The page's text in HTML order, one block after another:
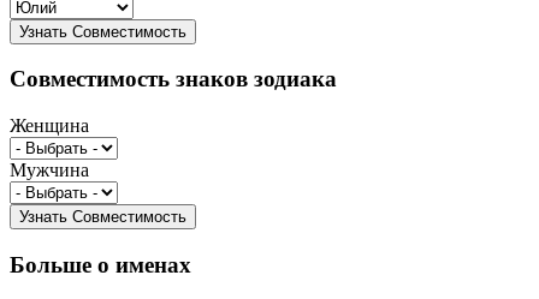
Совместимость знаков зодиака
Женщина
Мужчина
Больше о именах